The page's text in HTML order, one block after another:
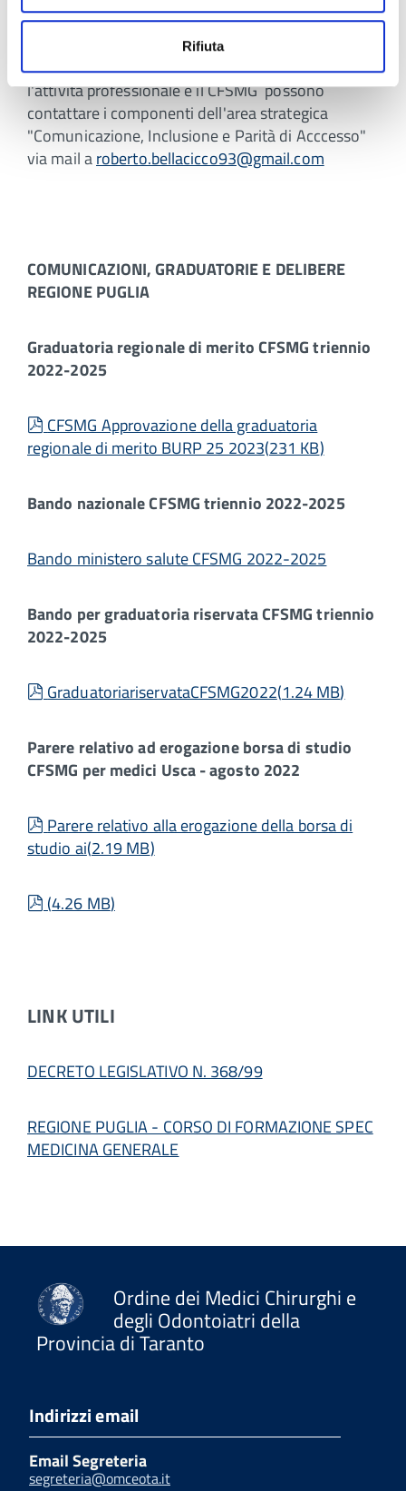
Rifiuta
scuola(1.26 MB)
I colleghi interessati a informazioni inerenti
l'attività professionale e il CFSMG possono
contattare i componenti dell'area strategica
"Comunicazione, Inclusione e Parità di Acccesso"
via mail aroberto.bellacicco93@gmail.com
COMUNICAZIONI, GRADUATORIE E DELIBERE
REGIONE PUGLIA
Graduatoria regionale di merito CFSMG triennio
2022-2025
pdf
CFSMG Approvazione della graduatoria
regionale di merito BURP 25 2023(231 KB)
Bando nazionale CFSMG triennio 2022-2025
Bando ministero salute CFSMG 2022-2025
Bando per graduatoria riservata CFSMG triennio
2022-2025
pdf
GraduatoriariservataCFSMG2022(1.24 MB)
Parere relativo ad erogazione borsa di studio
CFSMG per medici Usca - agosto 2022
pdf
Parere relativo alla erogazione della borsa di
studio ai(2.19 MB)
pdf
(4.26 MB)
LINK UTILI
DECRETO LEGISLATIVO N. 368/99
REGIONE PUGLIA - CORSO DI FORMAZIONE SPEC
MEDICINA GENERALE
Ordine dei Medici Chirurghi e
degli Odontoiatri della
Provincia di Taranto
Indirizzi email
Email Segreteria
segreteria@omceota.it